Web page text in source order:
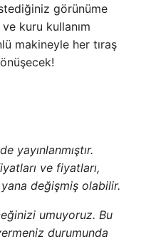
görünüme
kuru kullanım
makineyle her tıraş
yayınlanmıştır.
ve fiyatları,
değişmiş olabilir.
umuyoruz. Bu
durumunda